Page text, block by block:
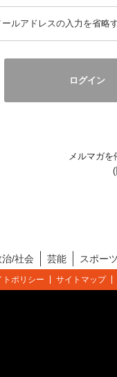
ールアドレスの入力を省略
メルマガ
治/社会 芸能 スポーツ
トポリシー サイトマップ